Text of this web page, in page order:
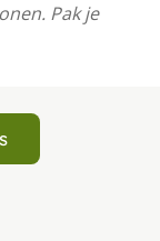
Pak je